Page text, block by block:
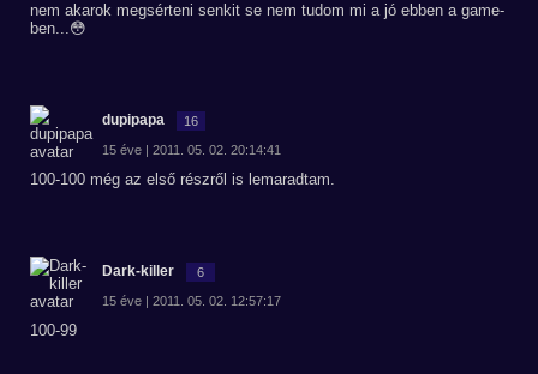
nem akarok megsérteni senkit se nem tudom mi a jó ebben a game-
ben...😳
dupipapa 16
15 éve | 2011. 05. 02. 20:14:41
100-100 még az első részről is lemaradtam.
Dark-killer 6
15 éve | 2011. 05. 02. 12:57:17
100-99